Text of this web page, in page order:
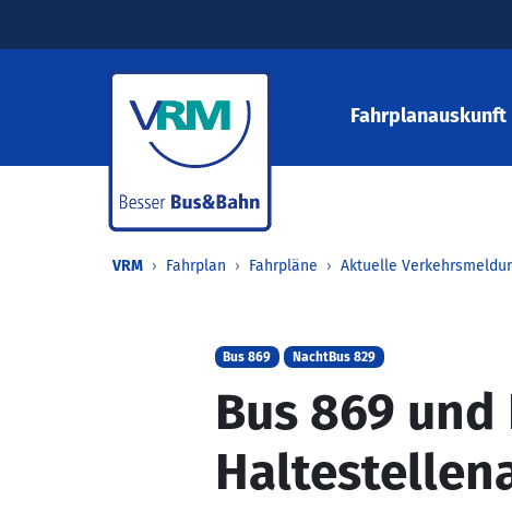
Fahrplanauskunft
VRM Fahrplan Fahrpläne Aktuelle
Bus 869 NachtBus 829
Bus 869 und